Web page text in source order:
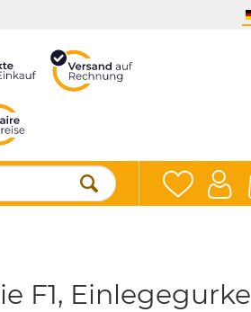
F1, Einlegegurke